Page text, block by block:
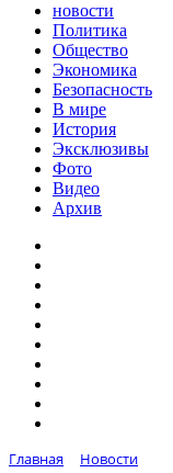
новости
Политика
Общество
Экономика
Безопасность
В мире
История
Эксклюзивы
Фото
Видео
Архив
Главная
Новости